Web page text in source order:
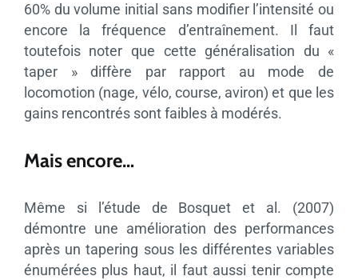
60% du volume initial sans modifier l’intensité ou
encore la fréquence d’entraînement. Il faut
toutefois noter que cette généralisation du «
taper » diffère par rapport au mode de
locomotion (nage, vélo, course, aviron) et que les
gains rencontrés sont faibles à modérés.
Mais encore…
Même si l’étude de Bosquet et al. (2007)
démontre une amélioration des performances
après un tapering sous les différentes variables
énumérées plus haut, il faut aussi tenir compte